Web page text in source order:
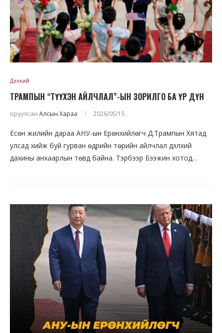
Дэлхий
ТРАМПЫН “ТҮҮХЭН АЙЛЧЛАЛ”-ЫН ЗОРИЛГО БА ҮР ДҮН
оруулсан Алсын Хараа 2026/05/15
Есөн жилийн дараа АНУ-ын Ерөнхийлөгч Д.Трампын Хятад
улсад хийж буй гурван өдрийн төрийн айлчлал дэлхий
дахины анхаарлын төвд байна. Тэрбээр Бээжин хотод…